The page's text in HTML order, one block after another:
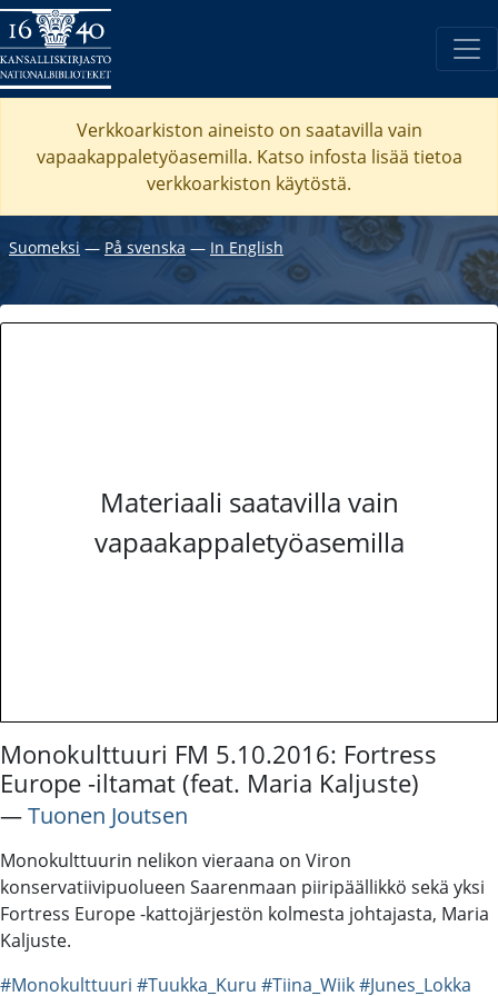
Verkkoarkiston aineisto on saatavilla vain
vapaakappaletyöasemilla. Katso infosta lisää tietoa
verkkoarkiston käytöstä.
Suomeksi ― På svenska ― In English
Materiaali saatavilla vain
vapaakappaletyöasemilla
Monokulttuuri FM 5.10.2016: Fortress
Europe -iltamat (feat. Maria Kaljuste)
―Tuonen Joutsen
Monokulttuurin nelikon vieraana on Viron
konservatiivipuolueen Saarenmaan piiripäällikkö sekä yksi
Fortress Europe -kattojärjestön kolmesta johtajasta, Maria
Kaljuste.
#Monokulttuuri #Tuukka_Kuru #Tiina_Wiik#Junes_Lokka